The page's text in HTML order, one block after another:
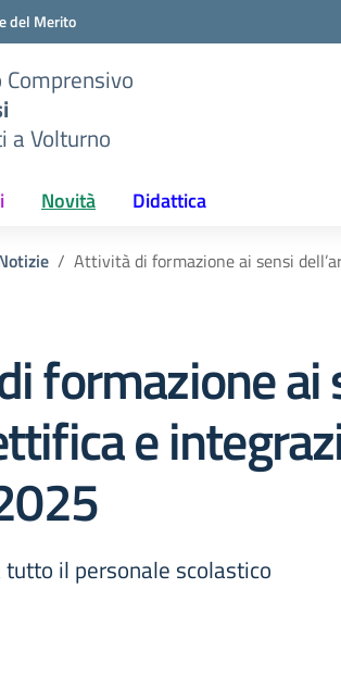
del Merito
a Volturno
Novità Didattica
Attività di formazione ai sensi
formazione ai
e
tutto il personale scolastico